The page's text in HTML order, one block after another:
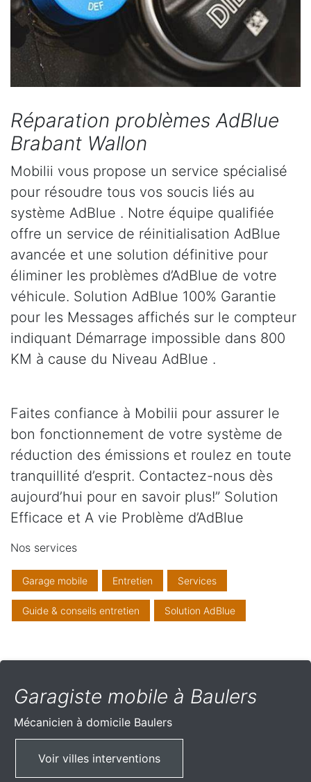
Réparation problèmes AdBlue
Brabant Wallon
Mobilii vous propose un service spécialisé
pour résoudre tous vos soucis liés au
système AdBlue . Notre équipe qualifiée
offre un service de réinitialisation AdBlue
avancée et une solution définitive pour
éliminer les problèmes d’AdBlue de votre
véhicule. Solution AdBlue 100% Garantie
pour les Messages affichés sur le compteur
indiquant Démarrage impossible dans 800
KM à cause du Niveau AdBlue .
Faites confiance à Mobilii pour assurer le
bon fonctionnement de votre système de
réduction des émissions et roulez en toute
tranquillité d’esprit. Contactez-nous dès
aujourd’hui pour en savoir plus!” Solution
Efficace et A vie Problème d’AdBlue
Nos services
Garage mobile Entretien Services
Guide & conseils entretien Solution AdBlue
Garagiste mobile à Baulers
Mécanicien à domicile Baulers
Voir villes interventions